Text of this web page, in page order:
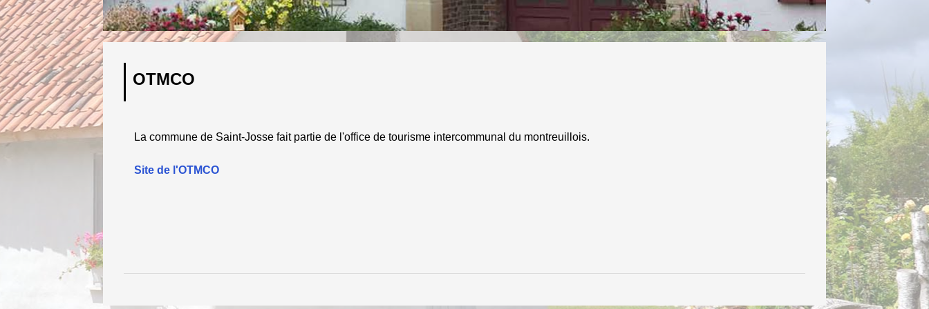
OTMCO
La commune de Saint-Josse fait partie de l'office de tourisme intercommunal du montreuillois.
Site de l'OTMCO